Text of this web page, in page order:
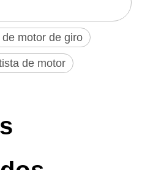
motor de giro
de motor